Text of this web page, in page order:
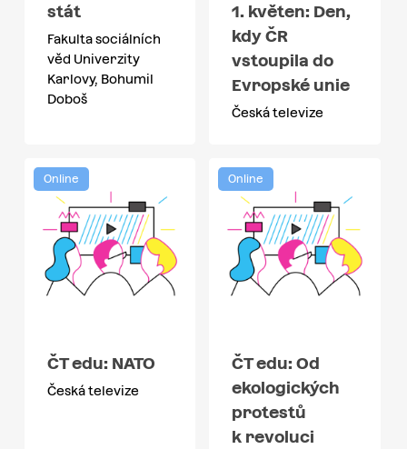
stát
Fakulta sociálních
věd Univerzity
Karlovy, Bohumil
Doboš
1. květen: Den,
kdy ČR
vstoupila do
Evropské unie
Česká televize
Online
ČT edu: NATO
Česká televize
Online
ČT edu: Od
ekologických
protestů
k revoluci